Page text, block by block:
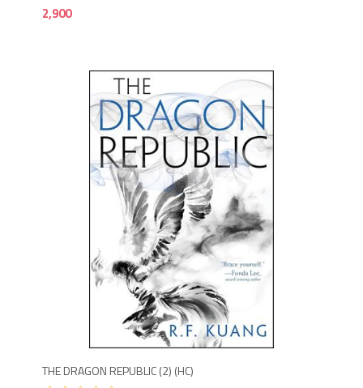
2,900
THE DRAGON REPUBLIC (2) (HC)